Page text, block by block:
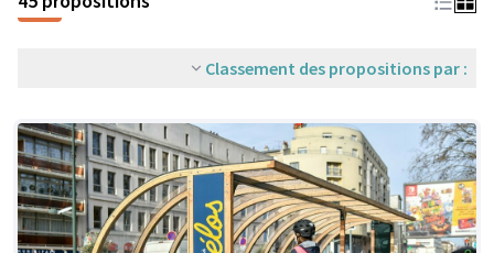
Classement des propositions par :